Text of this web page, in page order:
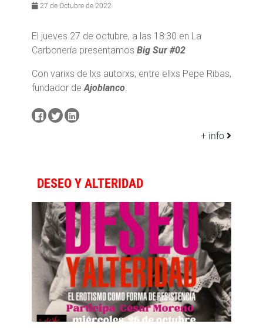
27 de Octubre de 2022
El jueves 27 de octubre, a las 18:30 en La
Carbonería presentamos Big Sur #02
Con varixs de lxs autorxs, entre ellxs Pepe Ribas,
fundador deAjoblanco.
+ info
DESEO Y ALTERIDAD